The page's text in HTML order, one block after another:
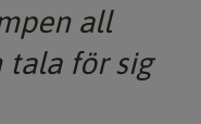
all
tala för sig